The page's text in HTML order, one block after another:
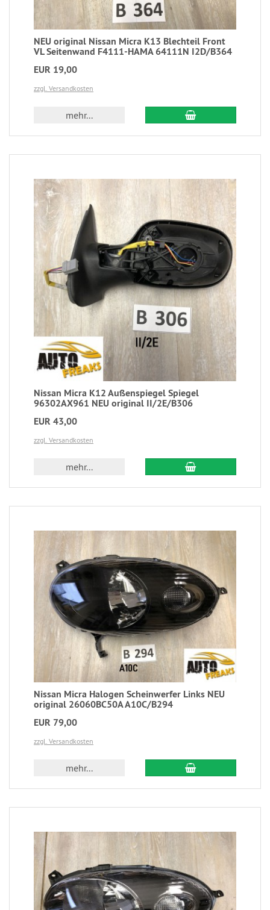
NEU original Nissan Micra K13 Blechteil Front
VL Seitenwand F4111-HAMA 64111N I2D/B364
EUR 19,00
zzgl. Versandkosten
mehr...
Nissan Micra K12 Außenspiegel Spiegel
96302AX961 NEU original II/2E/B306
EUR 43,00
zzgl. Versandkosten
mehr...
Nissan Micra Halogen Scheinwerfer Links NEU
original 26060BC50A A10C/B294
EUR 79,00
zzgl. Versandkosten
mehr...